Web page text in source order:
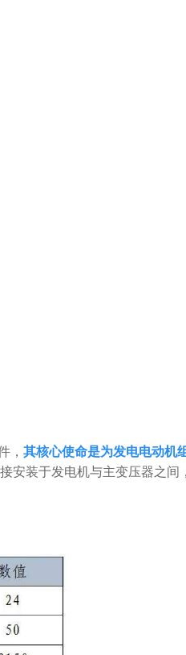
， 其核心使命是为发电电动机
安装于发电机与主变压器之间